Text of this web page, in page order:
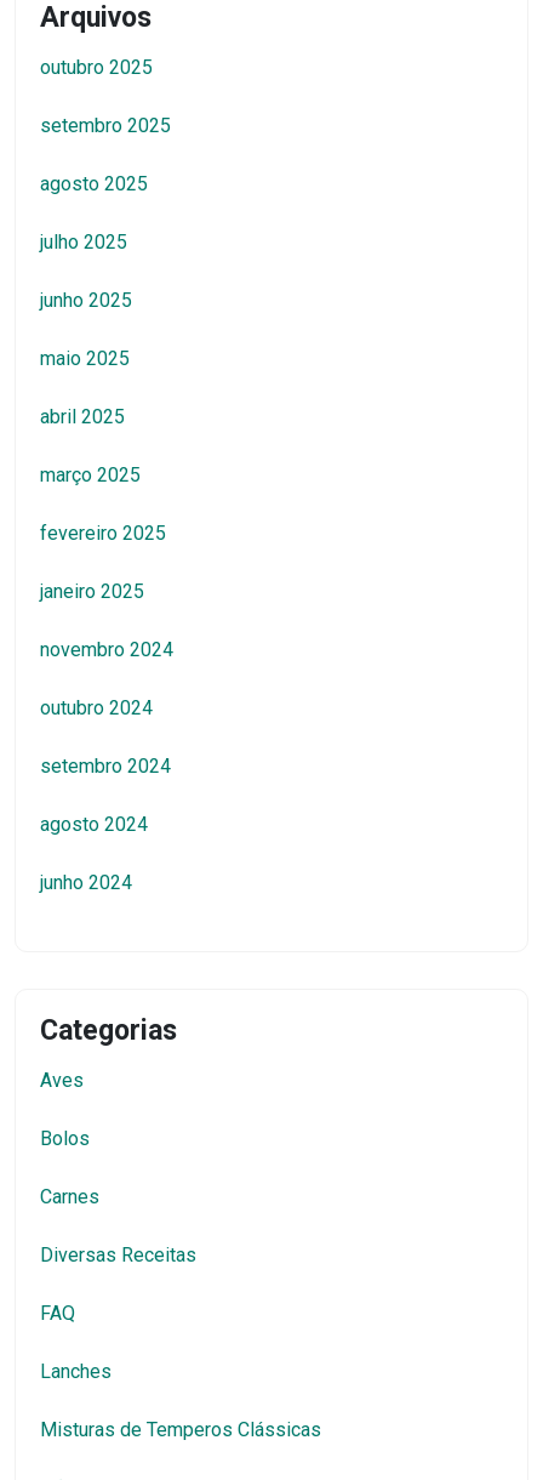
Arquivos
outubro 2025
setembro 2025
agosto 2025
julho 2025
junho 2025
maio 2025
abril 2025
março 2025
fevereiro 2025
janeiro 2025
novembro 2024
outubro 2024
setembro 2024
agosto 2024
junho 2024
Categorias
Aves
Bolos
Carnes
Diversas Receitas
FAQ
Lanches
Misturas de Temperos Clássicas